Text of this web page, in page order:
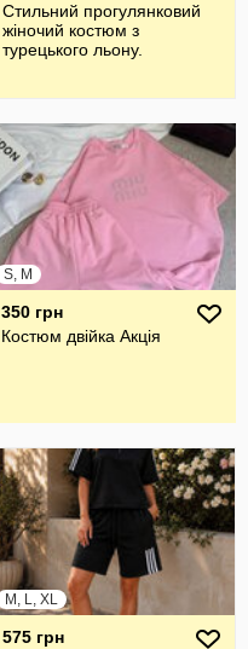
Стильний прогулянковий
жiночий костюм з
турецького льону.
S, M
350 грн
Костюм двійка Акція
M, L, XL
575 грн